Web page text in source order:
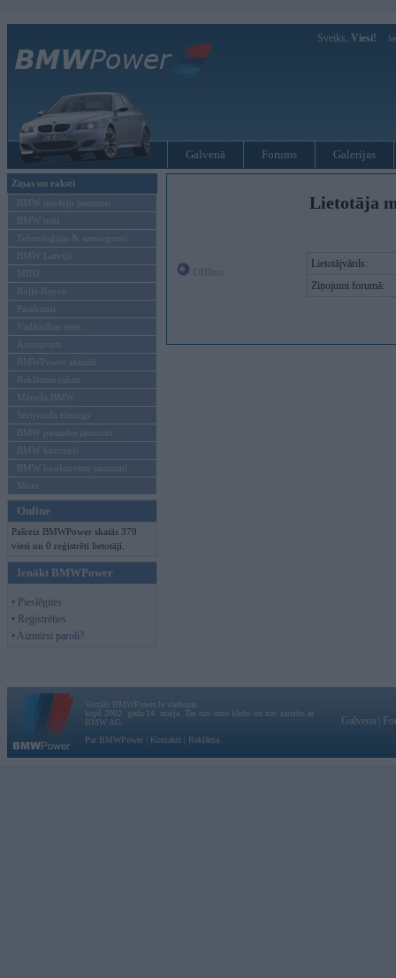
Sveiks, Viesi!
Galvenā Forums Galerijas
Ziņas un raksti
BMW modeļu jaunumi
BMW testi
Tehnoloģijas & sasniegumi
BMW Latvijā
MINI
Rolls-Royce
Pasākumi
Vadāmības tests
Autosports
BMWPower aktuāli
Reklāmas raksti
Mēneša BMW
Sērijveida tūnings
BMW pasaules jaunumi
BMW koncepti
BMW konkurentu jaunumi
Moto
Online
Pašreiz BMWPower skatās 379
viesi un 0 reģistrēti lietotāji.
Ienākt BMWPower
• Pieslēgties
• Reģistrēties
• Aizmirsi paroli?
Lietotāja
Lietotājvārds:
Ziņojumi forumā:
Vortāls BMWPower.lv darbojas
kopš 2002. gada 14. maija. Tas nav auto klubs un nav saistīts ar
BMW AG.
Par BMWPower
Kontakti Reklāma
Galvena